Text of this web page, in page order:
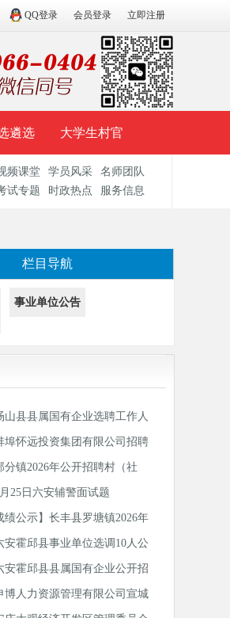
QQ登录 会员登录 立即注册
遴选 大学生村官
历年真题 模拟试题
频课堂 学员风采
名师团队
试专题
时政热点 服务信息
栏目导航
事业单位公告
山县县属国有企业选聘工作人
埠怀远投资集团有限公司招聘
分镇2026年公开招聘村（社
25日六安辅警面试题
绩公示】长丰县罗塘镇2026年
安霍邱县事业单位选调10人公
安霍邱县县属国有企业公开招
博人力资源管理有限公司宣城